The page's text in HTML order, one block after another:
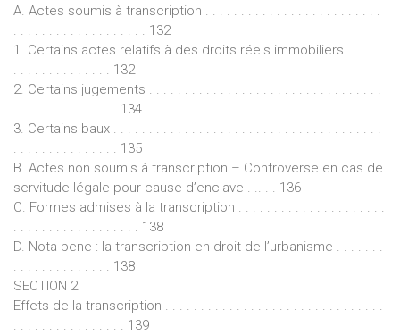
A. Actes soumis à transcription . . . . . . . . . . . . . . . . . . . . . . . . .
. . . . . . . . . . . . . . . . . . . 132
1. Certains actes relatifs à des droits réels immobiliers . . . . . .
. . . . . . . . . . . . . . 132
2. Certains jugements . . . . . . . . . . . . . . . . . . . . . . . . . . . . . . . . .
. . . . . . . . . . . . . . . 134
3. Certains baux . . . . . . . . . . . . . . . . . . . . . . . . . . . . . . . . . . . . . .
. . . . . . . . . . . . . . . 135
B. Actes non soumis à transcription – Controverse en cas de
servitude légale pour cause d’enclave . .. . . 136
C. Formes admises à la transcription . . . . . . . . . . . . . . . . . . . . .
. . . . . . . . . . . . . . . . . . 138
D. Nota bene : la transcription en droit de l’urbanisme . . . . . . .
. . . . . . . . . . . . . . 138
SECTION 2
Effets de la transcription . . . . . . . . . . . . . . . . . . . . . . . . . . . . . . .
. . . . . . . . . . . . . . . . 139